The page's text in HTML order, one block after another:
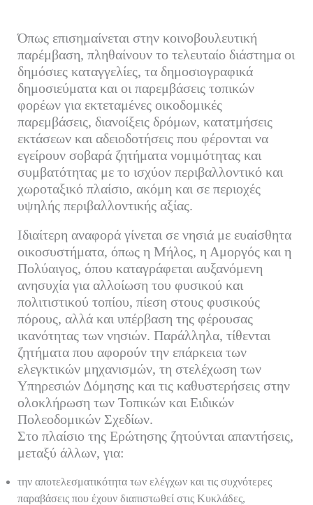
Όπως επισημαίνεται στην κοινοβουλευτική
παρέμβαση, πληθαίνουν το τελευταίο διάστημα οι
δημόσιες καταγγελίες, τα δημοσιογραφικά
δημοσιεύματα και οι παρεμβάσεις τοπικών
φορέων για εκτεταμένες οικοδομικές
παρεμβάσεις, διανοίξεις δρόμων, κατατμήσεις
εκτάσεων και αδειοδοτήσεις που φέρονται να
εγείρουν σοβαρά ζητήματα νομιμότητας και
συμβατότητας με το ισχύον περιβαλλοντικό και
χωροταξικό πλαίσιο, ακόμη και σε περιοχές
υψηλής περιβαλλοντικής αξίας.
Ιδιαίτερη αναφορά γίνεται σε νησιά με ευαίσθητα
οικοσυστήματα, όπως η Μήλος, η Αμοργός και η
Πολύαιγος, όπου καταγράφεται αυξανόμενη
ανησυχία για αλλοίωση του φυσικού και
πολιτιστικού τοπίου, πίεση στους φυσικούς
πόρους, αλλά και υπέρβαση της φέρουσας
ικανότητας των νησιών. Παράλληλα, τίθενται
ζητήματα που αφορούν την επάρκεια των
ελεγκτικών μηχανισμών, τη στελέχωση των
Υπηρεσιών Δόμησης και τις καθυστερήσεις στην
ολοκλήρωση των Τοπικών και Ειδικών
Πολεοδομικών Σχεδίων.
Στο πλαίσιο της Ερώτησης ζητούνται απαντήσεις,
μεταξύ άλλων, για:
την αποτελεσματικότητα των ελέγχων και τις συχνότερες
παραβάσεις που έχουν διαπιστωθεί στις Κυκλάδες,